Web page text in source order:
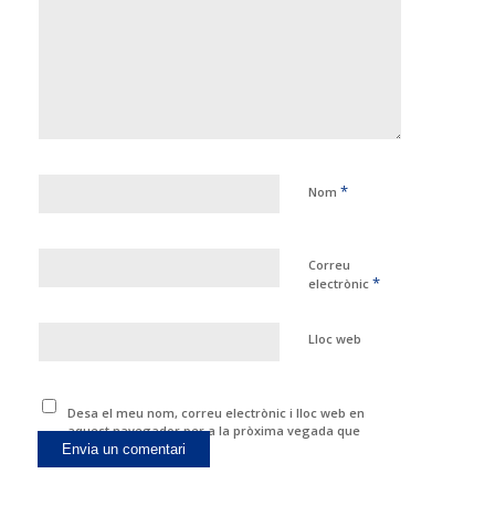
Nom *
Correu
electrònic *
Lloc web
Desa el meu nom, correu electrònic i lloc web en
aquest navegador per a la pròxima vegada que
comenti.